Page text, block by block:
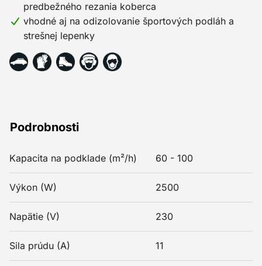
Podrobnosti
Kapacita na podklade (m²/h) 60 - 100
Výkon (W) 2500
Napätie (V) 230
Sila prúdu (A) 11
predbežného rezania koberca
vhodné aj na odizolovanie športových podláh a
strešnej lepenky